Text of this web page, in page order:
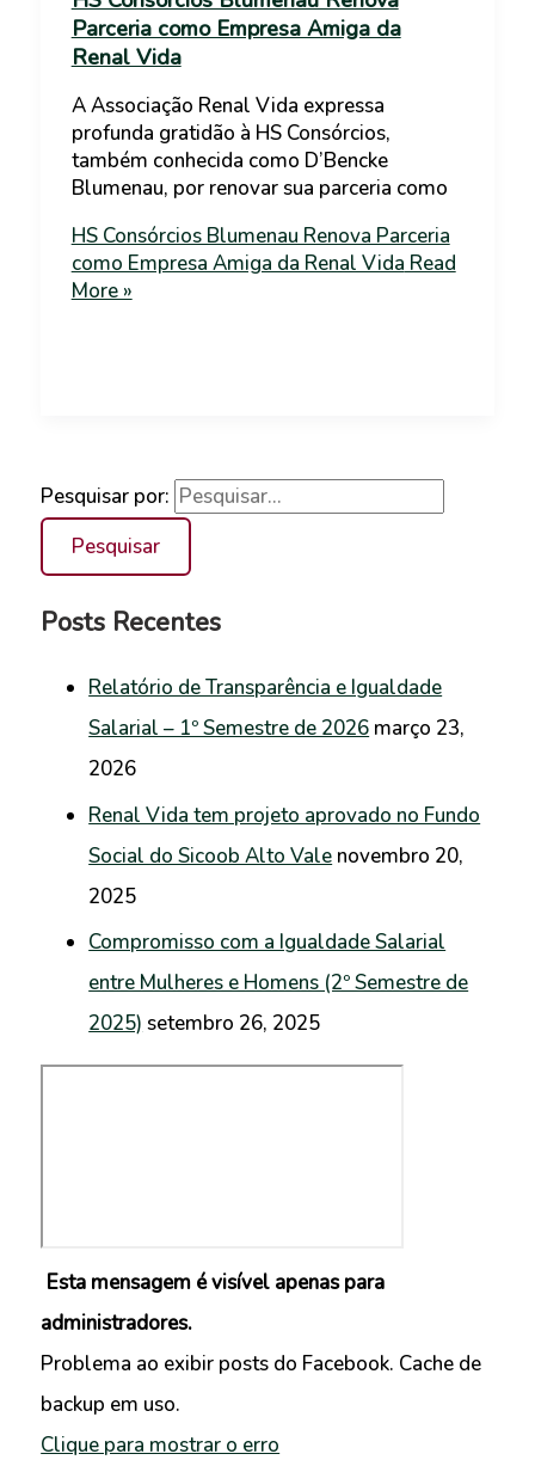
Parceria como Empresa Amiga da
Renal Vida
A Associação Renal Vida expressa
profunda gratidão à HS Consórcios,
também conhecida como D’Bencke
Blumenau, por renovar sua parceria como
HS Consórcios Blumenau Renova Parceria
como Empresa Amiga da Renal Vida Read
More »
Pesquisar por:
Posts Recentes
Relatório de Transparência e Igualdade
Salarial – 1º Semestre de 2026 março 23,
2026
Renal Vida tem projeto aprovado no Fundo
Social do Sicoob Alto Vale novembro 20,
2025
Compromisso com a Igualdade Salarial
entre Mulheres e Homens (2º Semestre de
2025) setembro 26, 2025
Esta mensagem é visível apenas para
administradores.
Problema ao exibir posts do Facebook. Cache de
backup em uso.
Clique para mostrar o erro